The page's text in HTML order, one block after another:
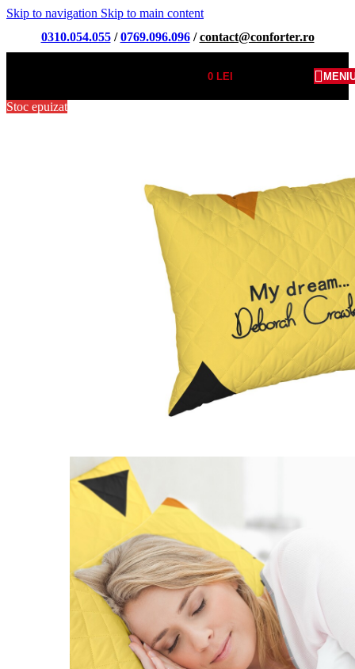
Skip to navigation Skip to main content
0310.054.055/0769.096.096/contact@conforter.ro
0LEI
Stoc epuizat